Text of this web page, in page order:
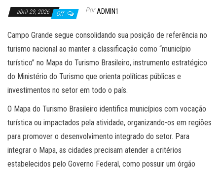
abril 29, 2026 Off Por ADMIN1
Campo Grande segue consolidando sua posição de referência no
turismo nacional ao manter a classificação como “município
turístico” no Mapa do Turismo Brasileiro, instrumento estratégico
do Ministério do Turismo que orienta políticas públicas e
investimentos no setor em todo o país.
O Mapa do Turismo Brasileiro identifica municípios com vocação
turística ou impactados pela atividade, organizando-os em regiões
para promover o desenvolvimento integrado do setor. Para
integrar o Mapa, as cidades precisam atender a critérios
estabelecidos pelo Governo Federal, como possuir um órgão